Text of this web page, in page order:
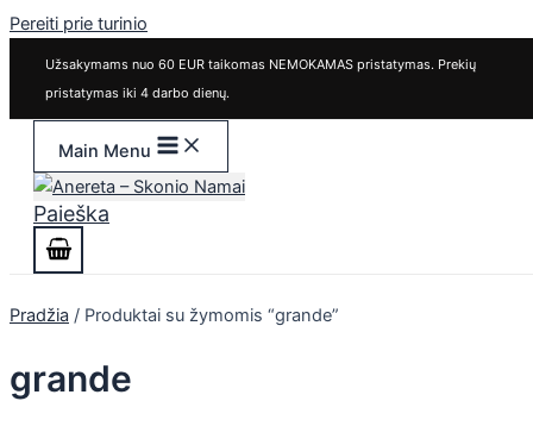
Pereiti prie turinio
Užsakymams nuo 60 EUR taikomas NEMOKAMAS pristatymas. Prekių
pristatymas iki 4 darbo dienų.
Main Menu
Paieška
Pradžia / Produktai su žymomis “grande”
grande